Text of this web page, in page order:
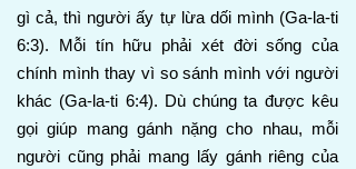
gì cả, thì người ấy tự lừa dối mình (Ga-la-ti
6:3). Mỗi tín hữu phải xét đời sống của
chính mình thay vì so sánh mình với người
khác (Ga-la-ti 6:4). Dù chúng ta được kêu
gọi giúp mang gánh nặng cho nhau, mỗi
người cũng phải mang lấy gánh riêng của